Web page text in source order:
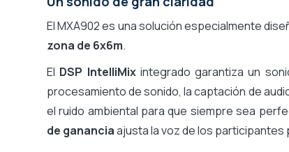
El MXA902 es una solución especialmente
zona de 6x6m.
El DSP IntelliMixintegrado garantiza un
procesamiento de sonido, la captación de
el ruido ambiental para que siempre sea
de gananciaajusta la voz de los participantes